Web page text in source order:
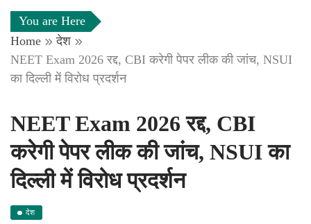
You are Here
Home
देश
NEET Exam 2026 रद्द, CBI करेगी पेपर लीक की जांच, NSUI
का दिल्ली में विरोध प्रदर्शन
NEET Exam 2026 रद्द, CBI
करेगी पेपर लीक की जांच, NSUI का
दिल्ली में विरोध प्रदर्शन
देश